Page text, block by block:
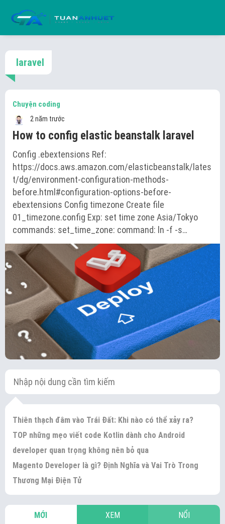
laravel
Chuyện coding
2 năm trước
How to config elastic beanstalk laravel
Config .ebextensions Ref:
https://docs.aws.amazon.com/elasticbeanstalk/lates
t/dg/environment-configuration-methods-
before.html#configuration-options-before-
ebextensions Config timezone Create file
01_timezone.config Exp: set time zone Asia/Tokyo
commands: set_time_zone: command: ln -f -s…
Thiên thạch đâm vào Trái Đất: Khi nào có thể xảy ra?
TOP những mẹo viết code Kotlin dành cho Android
developer quan trọng không nên bỏ qua
Magento Developer là gì? Định Nghĩa và Vai Trò Trong
Thương Mại Điện Tử
MỚI XEM NỔI